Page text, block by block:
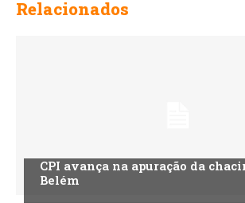
Relacionados
CPI avança na apuração da
Belém